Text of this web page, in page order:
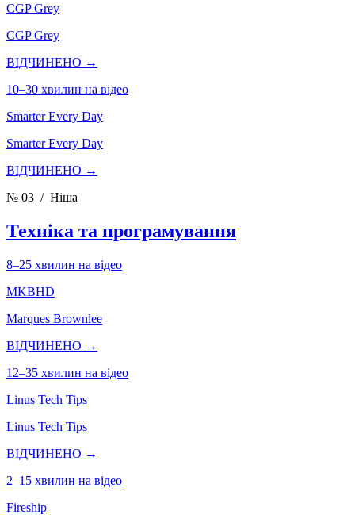
CGP Grey
CGP Grey
ВІДЧИНЕНО →
10–30 хвилин на відео
Smarter Every Day
Smarter Every Day
ВІДЧИНЕНО →
№ 03 / Ніша
Техніка та програмування
8–25 хвилин на відео
MKBHD
Marques Brownlee
ВІДЧИНЕНО →
12–35 хвилин на відео
Linus Tech Tips
Linus Tech Tips
ВІДЧИНЕНО →
2–15 хвилин на відео
Fireship